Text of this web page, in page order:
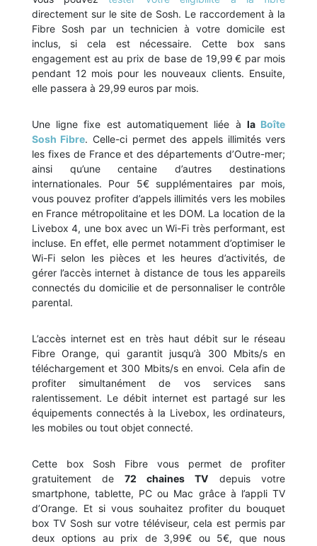
directement sur le site de Sosh. Le raccordement à la
Fibre Sosh par un technicien à votre domicile est
inclus, si cela est nécessaire. Cette box sans
engagement est au prix de base de 19,99 € par mois
pendant 12 mois pour les nouveaux clients. Ensuite,
elle passera à 29,99 euros par mois.
Une ligne fixe est automatiquement liée à la Boîte
Sosh Fibre. Celle-ci permet des appels illimités vers
les fixes de France et des départements d’Outre-mer;
ainsi qu’une centaine d’autres destinations
internationales. Pour 5€ supplémentaires par mois,
vous pouvez profiter d’appels illimités vers les mobiles
en France métropolitaine et les DOM. La location de la
Livebox 4, une box avec un Wi-Fi très performant, est
incluse. En effet, elle permet notamment d’optimiser le
Wi-Fi selon les pièces et les heures d’activités, de
gérer l’accès internet à distance de tous les appareils
connectés du domicilie et de personnaliser le contrôle
parental.
L’accès internet est en très haut débit sur le réseau
Fibre Orange, qui garantit jusqu’à 300 Mbits/s en
téléchargement et 300 Mbits/s en envoi. Cela afin de
profiter simultanément de vos services sans
ralentissement. Le débit internet est partagé sur les
équipements connectés à la Livebox, les ordinateurs,
les mobiles ou tout objet connecté.
Cette box Sosh Fibre vous permet de profiter
gratuitement de 72 chaines TV depuis votre
smartphone, tablette, PC ou Mac grâce à l’appli TV
d’Orange. Et si vous souhaitez profiter du bouquet
box TV Sosh sur votre téléviseur, cela est permis par
deux options au prix de 3,99€ ou 5€, que nous